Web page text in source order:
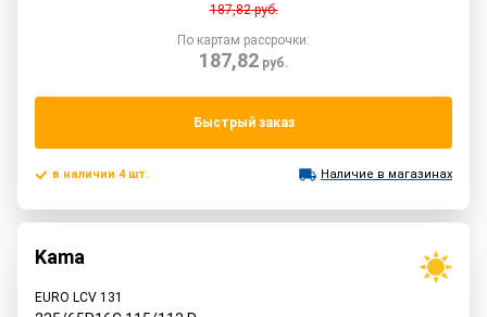
187,82руб.
По картам рассрочки:
187,82руб.
Быстрый заказ
в наличии 4 шт. Наличие в магазинах
Kama
EURO LCV 131